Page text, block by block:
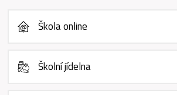
Škola online
Školní jídelna